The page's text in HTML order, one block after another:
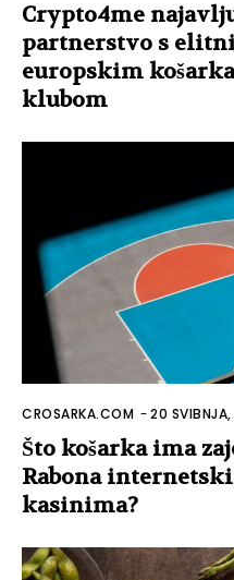
Crypto4me
partnerstvo s
europskim
klubom
CROSARKA.COM -20
Što košarka ima
Rabona
kasinima?